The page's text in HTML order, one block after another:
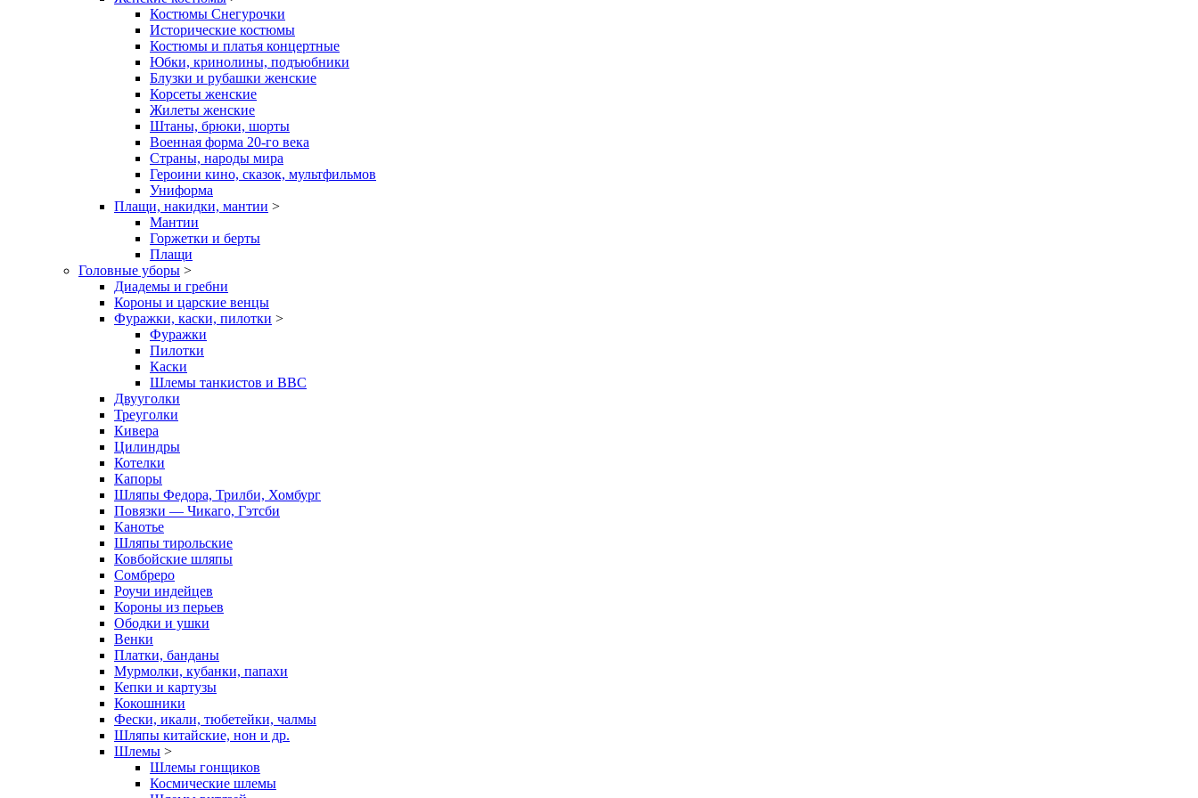
Костюмы Снегурочки
Исторические костюмы
Костюмы и платья концертные
Юбки, кринолины, подъюбники
Блузки и рубашки женские
Корсеты женские
Жилеты женские
Штаны, брюки, шорты
Военная форма 20-го века
Страны, народы мира
Героини кино, сказок, мультфильмов
Униформа
Плащи, накидки, мантии >
Мантии
Горжетки и берты
Плащи
Головные уборы >
Диадемы и гребни
Короны и царские венцы
Фуражки, каски, пилотки >
Фуражки
Пилотки
Каски
Шлемы танкистов и ВВС
Двууголки
Треуголки
Кивера
Цилиндры
Котелки
Капоры
Шляпы Федора, Трилби, Хомбург
Повязки — Чикаго, Гэтсби
Канотье
Шляпы тирольские
Ковбойские шляпы
Сомбреро
Роучи индейцев
Короны из перьев
Ободки и ушки
Венки
Платки, банданы
Мурмолки, кубанки, папахи
Кепки и картузы
Кокошники
Фески, икали, тюбетейки, чалмы
Шляпы китайские, нон и др.
Шлемы >
Шлемы гонщиков
Космические шлемы